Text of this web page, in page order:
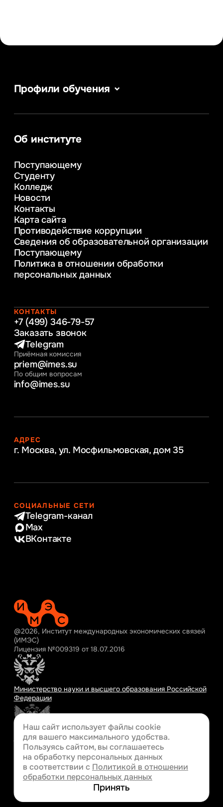
Профили обучения
Сервис в сфере туризма и гостеприимства
Информационные системы и бизнес-
аналитика
деятельности
Психолого-педагогическое
консультирование и медиация
в образовании
Управление инновационным развитием
предприятия
Уголовное право
Информационные технологии в бизнесе
Информационное и программное
обеспечение бизнес процессов
Управление человеческими ресурсами
Интернет-маркетинг
Об институте
Поступающему
Студенту
Колледж
Новости
Контакты
Карта сайта
Противодействие коррупции
Сведения об образовательной организации
Поступающему
Политика в отношении обработки
персональных данных
КОНТАКТЫ
+7 (499) 346-79-57
Заказать звонок
Telegram
Приёмная комиссия
priem@imes.su
По общим вопросам
info@imes.su
АДРЕС
г. Москва, ул. Мосфильмовская, дом 35
СОЦИАЛЬНЫЕ СЕТИ
Telegram-канал
Max
ВКонтакте
@2026, Институт международных экономических связей
(ИМЭС)
Лицензия №009319 от 18.07.2016
Министерство науки и высшего образования Российской
Федерации
Министерство просвещения Российской Федерации
Разработка сайта
Наш сайт использует файлы cookie
для вашего максимального удобства.
Пользуясь сайтом, вы соглашаетесь
на обработку персональных данных
в соответствии с Политикой в отношении
обработки персональных данных
Принять